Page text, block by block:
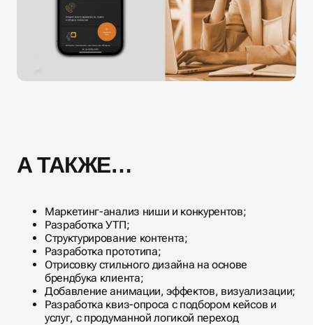
А ТАКЖЕ…
Маркетинг-анализ ниши и конкурентов;
Разработка УТП;
Структурирование контента;
Разработка прототипа;
Отрисовку стильного дизайна на основе
брендбука клиента;
Добавление анимации, эффектов, визуализации;
Разработка квиз-опроса с подбором кейсов и
услуг, с продуманной логикой переход